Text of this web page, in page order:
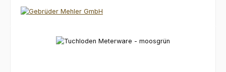
Bildergalerie überspringen